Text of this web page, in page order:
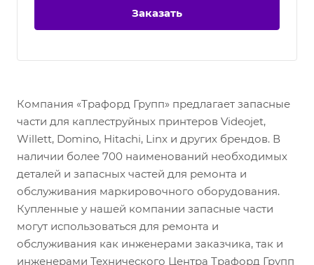
Заказать
Компания «Трафорд Групп» предлагает запасные
части для каплеструйных принтеров Videojet,
Willett, Domino, Hitachi, Linx и других брендов. В
наличии более 700 наименований необходимых
деталей и запасных частей для ремонта и
обслуживания маркировочного оборудования.
Купленные у нашей компании запасные части
могут использоваться для ремонта и
обслуживания как инженерами заказчика, так и
инженерами Технического Центра Трафорд Групп